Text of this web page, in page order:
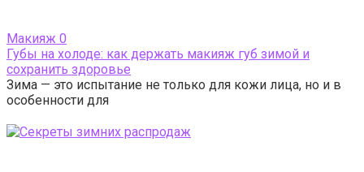
Макияж 0
Губы на холоде: как держать макияж губ зимой и
сохранить здоровье
Зима — это испытание не только для кожи лица, но и в
особенности для